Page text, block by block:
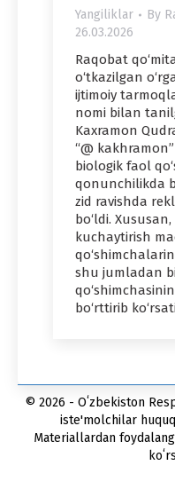
Yangiliklar By
26.03.2026
Raqobat
o‘tkazilgan
ijtimoiy
nomi bilan
Kaxramon
“@
biologik faol
qonunchilikda
zid ravishda
bo‘ldi.
kuchaytirish
shu jumladan
bo‘rttirib
© 2026 - Oʻzbekiston
iste'molchilar
Materiallardan